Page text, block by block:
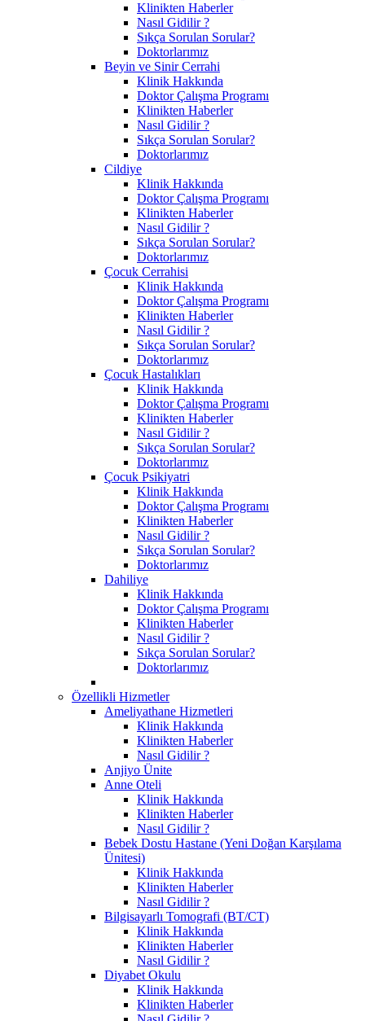
Klinikten Haberler
Nasıl Gidilir ?
Sıkça Sorulan Sorular?
Doktorlarımız
Beyin ve Sinir Cerrahi
Klinik Hakkında
Doktor Çalışma Programı
Klinikten Haberler
Nasıl Gidilir ?
Sıkça Sorulan Sorular?
Doktorlarımız
Cildiye
Klinik Hakkında
Doktor Çalışma Programı
Klinikten Haberler
Nasıl Gidilir ?
Sıkça Sorulan Sorular?
Doktorlarımız
Çocuk Cerrahisi
Klinik Hakkında
Doktor Çalışma Programı
Klinikten Haberler
Nasıl Gidilir ?
Sıkça Sorulan Sorular?
Doktorlarımız
Çocuk Hastalıkları
Klinik Hakkında
Doktor Çalışma Programı
Klinikten Haberler
Nasıl Gidilir ?
Sıkça Sorulan Sorular?
Doktorlarımız
Çocuk Psikiyatri
Klinik Hakkında
Doktor Çalışma Programı
Klinikten Haberler
Nasıl Gidilir ?
Sıkça Sorulan Sorular?
Doktorlarımız
Dahiliye
Klinik Hakkında
Doktor Çalışma Programı
Klinikten Haberler
Nasıl Gidilir ?
Sıkça Sorulan Sorular?
Doktorlarımız
Özellikli Hizmetler
Ameliyathane Hizmetleri
Klinik Hakkında
Klinikten Haberler
Nasıl Gidilir ?
Anjiyo Ünite
Anne Oteli
Klinik Hakkında
Klinikten Haberler
Nasıl Gidilir ?
Bebek Dostu Hastane (Yeni Doğan Karşılama
Ünitesi)
Klinik Hakkında
Klinikten Haberler
Nasıl Gidilir ?
Bilgisayarlı Tomografi (BT/CT)
Klinik Hakkında
Klinikten Haberler
Nasıl Gidilir ?
Diyabet Okulu
Klinik Hakkında
Klinikten Haberler